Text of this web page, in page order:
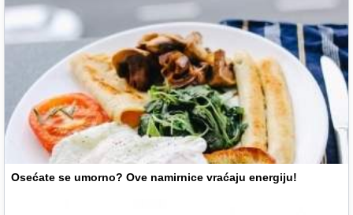
Osećate se umorno? Ove namirnice vraćaju energiju!